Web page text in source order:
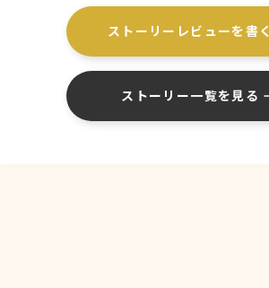
ストーリーレビューを書く
ストーリー一覧を見る